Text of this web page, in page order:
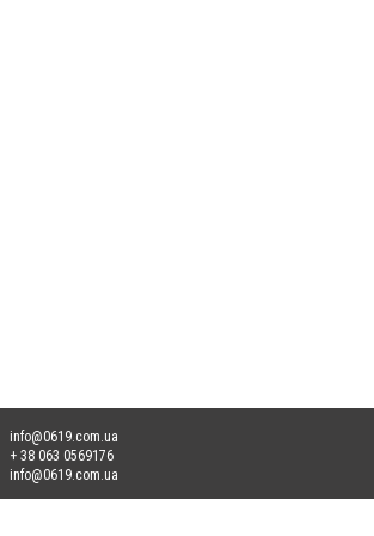
info@0619.com.ua
+ 38 063 0569176
info@0619.com.ua